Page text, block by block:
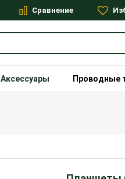
Сравнение
Аксессуары Проводные